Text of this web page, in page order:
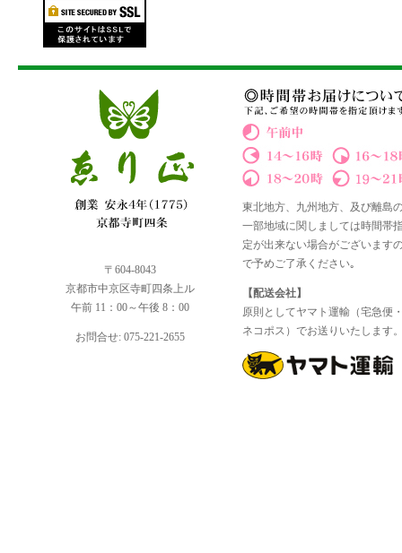
〒604-8043
京都市中京区寺町四条上ル
午前 11：00～午後 8：00
お問合せ: 075-221-2655
東北地方、九州地方、及び離島
一部地域に関しましては時間帯
定が出来ない場合がございます
で予めご了承ください｡
【配送会社】
原則としてヤマト運輸（宅急便
ネコポス）でお送りいたします